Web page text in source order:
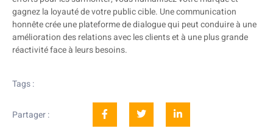
gagnez la loyauté de votre public cible. Une communication
honnête crée une plateforme de dialogue qui peut conduire à une
amélioration des relations avec les clients et à une plus grande
réactivité face à leurs besoins.
Tags :
Partager :